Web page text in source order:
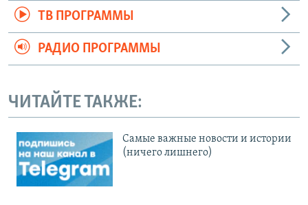
ТВ ПРОГРАММЫ
РАДИО ПРОГРАММЫ
ЧИТАЙТЕ ТАКЖЕ:
Cамые важные новости и истории
(ничего лишнего)